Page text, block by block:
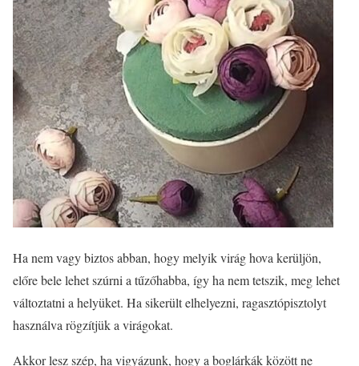
Ha nem vagy biztos abban, hogy melyik virág hova kerüljön,
előre bele lehet szúrni a tűzőhabba, így ha nem tetszik, meg lehet
változtatni a helyüket. Ha sikerült elhelyezni, ragasztópisztolyt
használva rögzítjük a virágokat.
Akkor lesz szép, ha vigyázunk, hogy a boglárkák között ne